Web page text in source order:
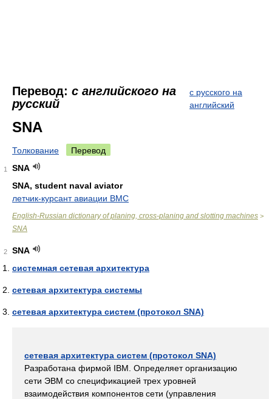
Перевод: с английского на
русский
с русского на
английский
SNA
Толкование Перевод
1
SNA
SNA, student naval aviator
летчик-курсант авиации ВМС
English-Russian dictionary of planing, cross-planing and slotting machines >
SNA
2
SNA
системная сетевая архитектура
сетевая архитектура системы
сетевая архитектура систем (протокол SNA)
сетевая архитектура систем (протокол SNA)
Разработана фирмой IBM. Определяет организацию
сети ЭВМ со спецификацией трех уровней
взаимодействия компонентов сети (управления